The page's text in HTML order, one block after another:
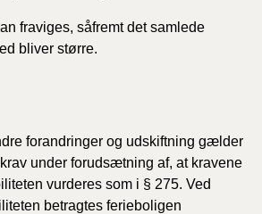
fraviges, såfremt det samlede
bliver større.
forandringer og udskiftning gælder
under forudsætning af, at kravene
vurderes som i § 275. Ved
betragtes ferieboligen